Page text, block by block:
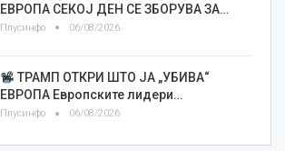
ЕВРОПА СЕКОЈ ДЕН СЕ ЗБОРУВА ЗА…
Плусинфо 06/08/2026
ТРАМП ОТКРИ ШТО ЈА „УБИВА“
ЕВРОПА Европските лидери…
Плусинфо 06/08/2026